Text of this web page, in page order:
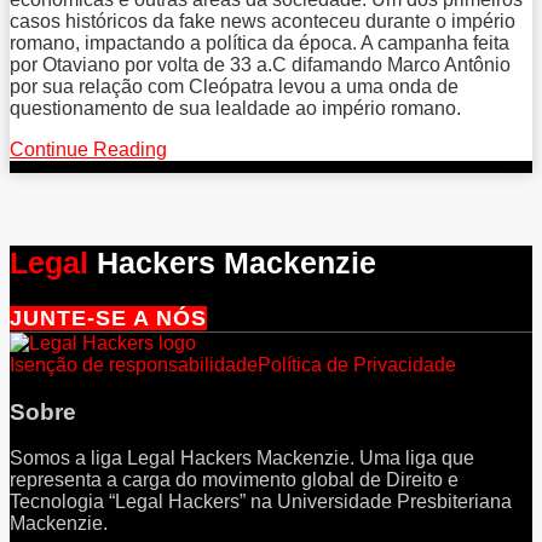
casos históricos da fake news aconteceu durante o império
romano, impactando a política da época. A campanha feita
por Otaviano por volta de 33 a.C difamando Marco Antônio
por sua relação com Cleópatra levou a uma onda de
questionamento de sua lealdade ao império romano.
Continue Reading
News
Legal Hackers Mackenzie
JUNTE-SE A NÓS
RSS
TikTok
LinkedIn
Spotify
YouTube
Isenção de responsabilidadePolítica de Privacidade
Sobre
Somos a liga Legal Hackers Mackenzie. Uma liga que
representa a carga do movimento global de Direito e
Tecnologia “Legal Hackers” na Universidade Presbiteriana
Mackenzie.